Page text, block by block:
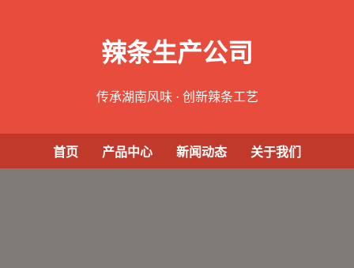
辣条生产公司
传承湖南风味 · 创新辣条工艺
首页 产品中心 新闻动态 关于我们